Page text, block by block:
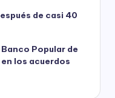
de casi 40
Popular de
los acuerdos